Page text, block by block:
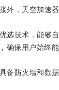
，天空加速器
技术，能够自
确保用户始终
防火墙和数据